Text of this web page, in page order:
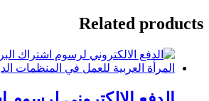
Related products